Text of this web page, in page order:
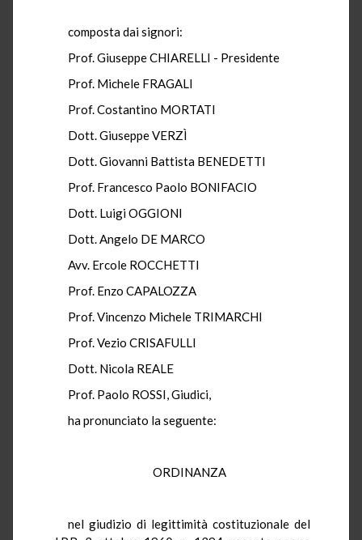
composta dai signori:
Prof. Giuseppe CHIARELLI - Presidente
Prof. Michele FRAGALI
Prof. Costantino MORTATI
Dott. Giuseppe VERZÌ
Dott. Giovanni Battista BENEDETTI
Prof. Francesco Paolo BONIFACIO
Dott. Luigi OGGIONI
Dott. Angelo DE MARCO
Avv. Ercole ROCCHETTI
Prof. Enzo CAPALOZZA
Prof. Vincenzo Michele TRIMARCHI
Prof. Vezio CRISAFULLI
Dott. Nicola REALE
Prof. Paolo ROSSI, Giudici,
ha pronunciato la seguente:
ORDINANZA
nel giudizio di legittimità costituzionale del